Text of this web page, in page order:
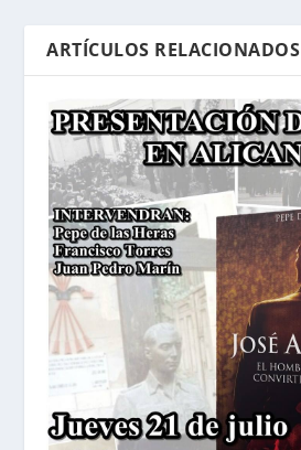
ARTÍCULOS RELACIONADOS